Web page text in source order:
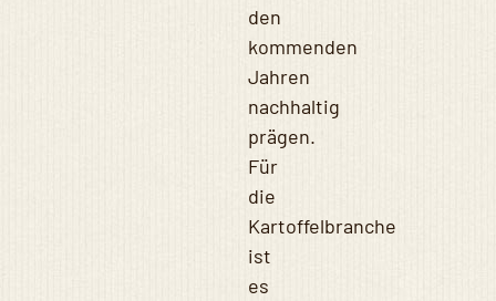
den
kommenden
Jahren
nachhaltig
prägen.
Für
die
Kartoffelbranche
ist
es